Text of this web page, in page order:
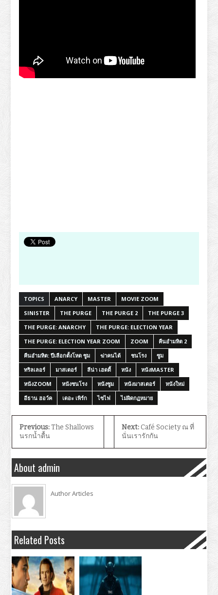
TOPICS ANARCY MASTER
MOVIE ZOOM
SINISTER
THE PURGE THE PURGE 2
THE PURGE 3
THE PURGE: ANARCHY
THE PURGE: ELECTION YEAR
THE PURGE: ELECTION YEAR ZOOM
ZOOM
คืนอำมหิต 2
คืนอำมหิต: ปีเลือกตั้งโหด ซูม
ฆ่าคนได้ ชนโรง
ซูม
ทริลเลอร์
มาสเตอร์ ลีน่า เฮดดี้ หนัง
หนังMASTER
หนังZOOM
หนังชนโรง หนังซูม หนังมาสเตอร์
หนังใหม่
อีธาน ฮอว์ค
เดอะ เพิร์ก ไซไฟ ไม่ผิดกฏหมาย
Previous:The Shallows
นรกน้ำตื้น
Next: Café Society ณ ที่
นั่นเรารักกัน
About admin
Author Articles
Related Posts